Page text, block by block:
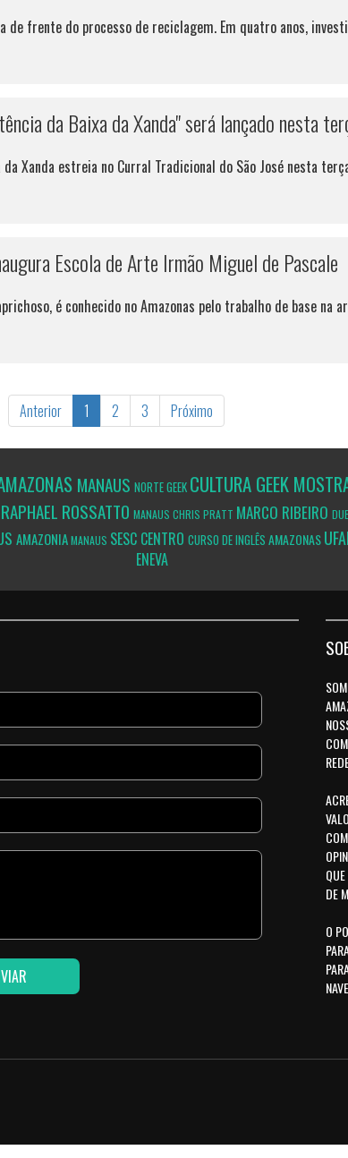
frente do processo de reciclagem. Em quatro anos,
da Baixa da Xanda" será lançado nesta
Xanda estreia no Curral Tradicional do São José nesta
Escola de Arte Irmão Miguel de Pascale
é conhecido no Amazonas pelo trabalho de base na
Anterior 1 2 3 Próximo
MANAUS NORTE GEEK CULTURA GEEK
RAPHAEL ROSSATTO MANAUS CHRIS PRATT MARCO RIBEIRO
AMAZONIAMANAUS SESC CENTRO CURSO DE INGLÊS AMAZONAS
ENEVA
DE
O